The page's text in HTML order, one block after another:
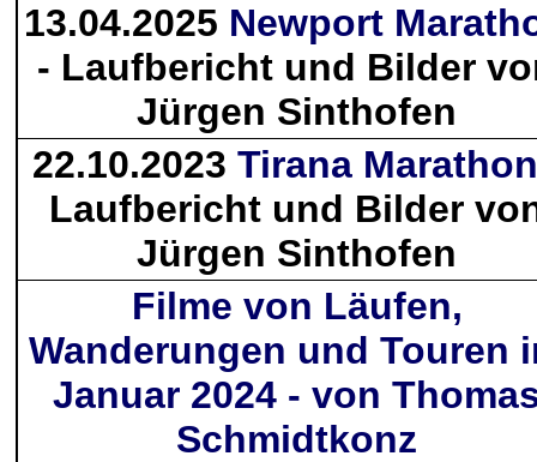
13.04.2025 Newport
- Laufbericht und Bilder
Jürgen Sinthofen
22.10.2023 Tirana Marathon
Laufbericht und Bilder
Jürgen Sinthofen
Filme von Läufen,
Wanderungen und Touren
Januar 2024 - von
Schmidtkonz